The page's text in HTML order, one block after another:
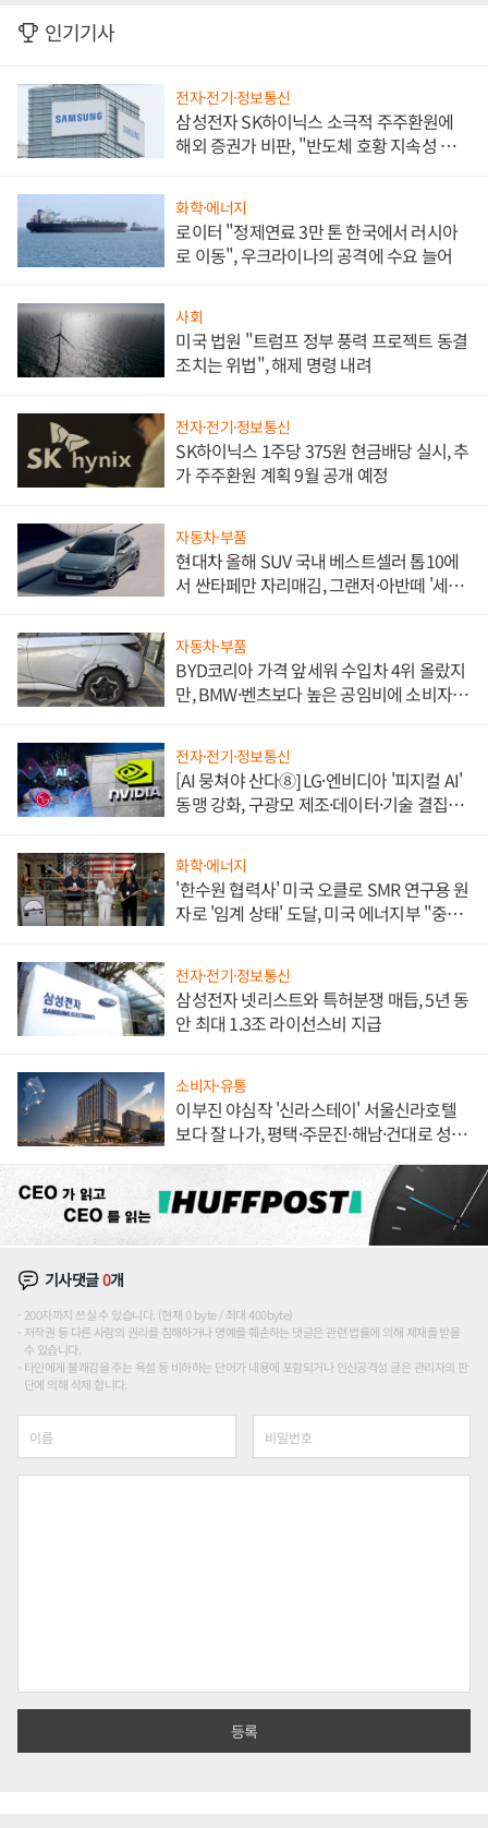
인기기사
전자·전기·정보통신
삼성전자 SK하이닉스 소극적 주주환원에
해외 증권가 비판, "반도체 호황 지속성 의
화학·에너지
로이터 "정제연료 3만 톤 한국에서 러시아
로 이동", 우크라이나의 공격에 수요 늘어
사회
미국 법원 "트럼프 정부 풍력 프로젝트 동결
조치는 위법", 해제 명령 내려
전자·전기·정보통신
SK하이닉스 1주당 375원 현금배당 실시, 추
가 주주환원 계획 9월 공개 예정
자동차·부품
현대차 올해 SUV 국내 베스트셀러 톱10에
서 싼타페만 자리매김, 그랜저·아반떼 '세단
자동차·부품
BYD코리아 가격 앞세워 수입차 4위 올랐지
만, BMW·벤츠보다 높은 공임비에 소비자
전자·전기·정보통신
[AI 뭉쳐야 산다⑧] LG·엔비디아 '피지컬 AI'
동맹 강화, 구광모 제조·데이터·기술 결집
화학·에너지
'한수원 협력사' 미국 오클로 SMR 연구용 원
자로 '임계 상태' 도달, 미국 에너지부 "중요
전자·전기·정보통신
삼성전자 넷리스트와 특허분쟁 매듭, 5년 동
안 최대 1.3조 라이선스비 지급
소비자·유통
이부진 야심작 '신라스테이' 서울신라호텔
보다 잘 나가, 평택·주문진·해남·건대로 성
기사댓글0개
200자까지 쓰실 수 있습니다. (현재 0 byte / 최대 400byte)
저작권 등 다른 사람의 권리를 침해하거나 명예를 훼손하는 댓글은 관련 법률에 의해 제재를 받을
수 있습니다.
타인에게 불쾌감을 주는 욕설 등 비하하는 단어가 내용에 포함되거나 인신공격성 글은 관리자의 판
단에 의해 삭제 합니다.